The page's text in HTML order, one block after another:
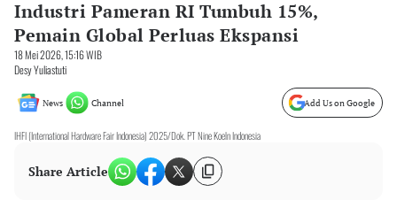
Industri Pameran RI Tumbuh 15%,
Pemain Global Perluas Ekspansi
18 Mei 2026, 15:16 WIB
Desy Yuliastuti
News Channel Add Us on Google
IHFI (International Hardware Fair Indonesia) 2025/Dok. PT Nine Koeln Indonesia
Share Article